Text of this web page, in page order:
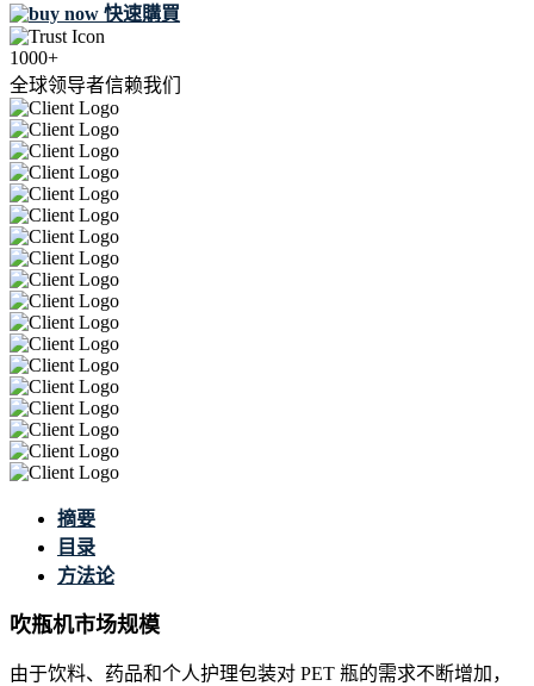
快速購買
1000+
全球领导者信赖我们
摘要
目录
方法论
吹瓶机市场规模
由于饮料、药品和个人护理包装对 PET 瓶的需求不断增加，